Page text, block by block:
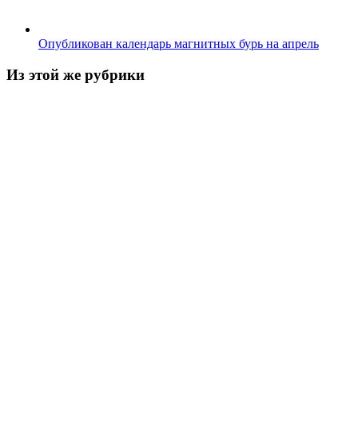
Опубликован календарь магнитных бурь на апрель
Из этой же рубрики